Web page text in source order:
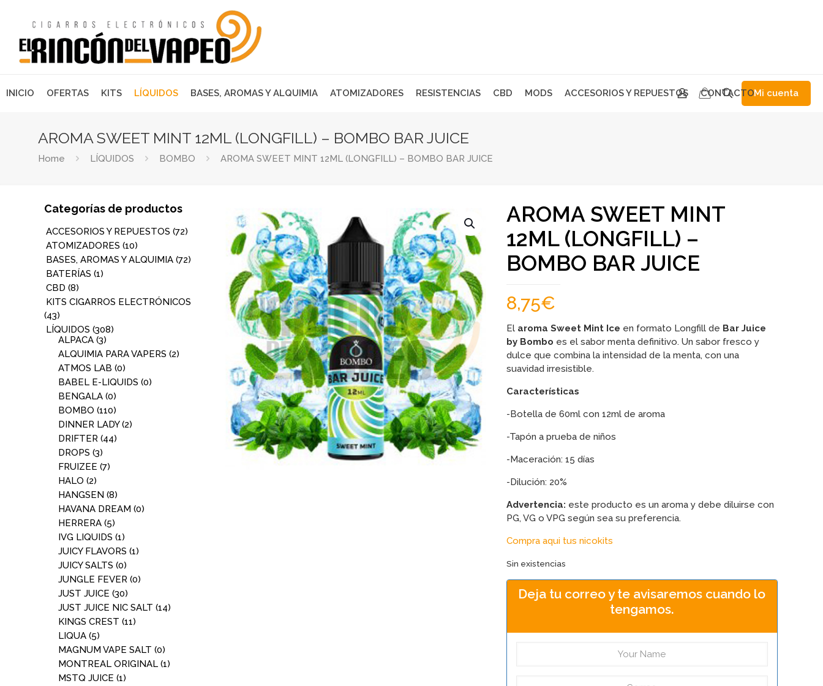
INICIO OFERTAS KITS LÍQUIDOS BASES, AROMAS Y ALQUIMIA ATOMIZADORES RESISTENCIAS CBD MODS ACCESORIOS Y REPUESTOS CONTACTOMi cuenta
AROMA SWEET MINT 12ML (LONGFILL) – BOMBO BAR JUICE
Home LÍQUIDOS BOMBO AROMA SWEET MINT 12ML (LONGFILL) – BOMBO BAR JUICE
AROMA SWEET MINT
12ML (LONGFILL) –
BOMBO BAR JUICE
8,75€
El aroma Sweet Mint Ice en formato Longfill de Bar Juice
by Bombo es el sabor menta definitivo. Un sabor fresco y
dulce que combina la intensidad de la menta, con una
suavidad irresistible.
Características
-Botella de 60ml con 12ml de aroma
-Tapón a prueba de niños
-Maceración: 15 días
-Dilución: 20%
Advertencia: este producto es un aroma y debe diluirse con
PG, VG o VPG según sea su preferencia.
Compra aqui tus nicokits
Sin existencias
Deja tu correo y te avisaremos cuando lo
tengamos.
Categorías de productos
ACCESORIOS Y REPUESTOS (72)
ATOMIZADORES (10)
BASES, AROMAS Y ALQUIMIA (72)
BATERÍAS (1)
CBD (8)
KITS CIGARROS ELECTRÓNICOS
(43)
LÍQUIDOS (308)
ALPACA (3)
ALQUIMIA PARA VAPERS (2)
ATMOS LAB (0)
BABEL E-LIQUIDS (0)
BENGALA (0)
BOMBO (110)
DINNER LADY (2)
DRIFTER (44)
DROPS (3)
FRUIZEE (7)
HALO (2)
HANGSEN (8)
HAVANA DREAM (0)
HERRERA (5)
IVG LIQUIDS (1)
JUICY FLAVORS (1)
JUICY SALTS (0)
JUNGLE FEVER (0)
JUST JUICE (30)
JUST JUICE NIC SALT (14)
KINGS CREST (11)
LIQUA (5)
MAGNUM VAPE SALT (0)
MONTREAL ORIGINAL (1)
MSTQ JUICE (1)